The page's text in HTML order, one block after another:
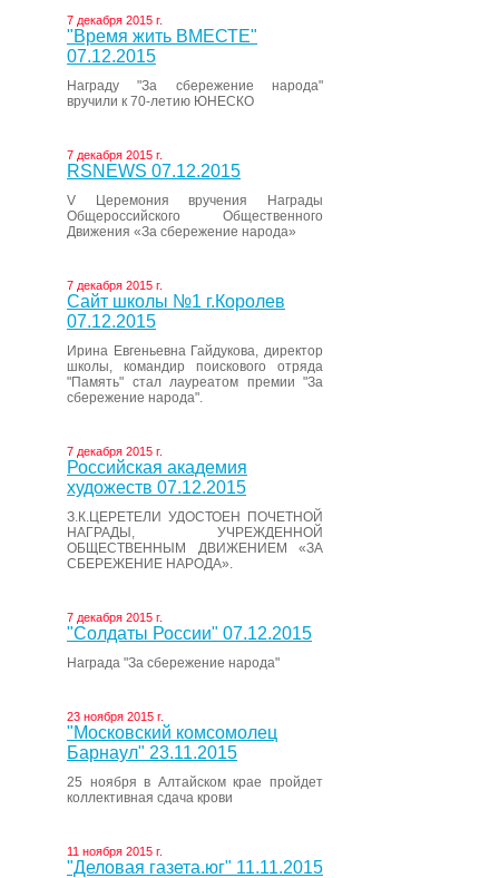
7 декабря 2015 г.
"Время жить ВМЕСТЕ"
07.12.2015
Награду "За сбережение народа"
вручили к 70-летию ЮНЕСКО
7 декабря 2015 г.
RSNEWS 07.12.2015
V Церемония вручения Награды
Общероссийского Общественного
Движения «За сбережение народа»
7 декабря 2015 г.
Сайт школы №1 г.Королев
07.12.2015
Ирина Евгеньевна Гайдукова, директор
школы, командир поискового отряда
"Память" стал лауреатом премии "За
сбережение народа".
7 декабря 2015 г.
Российская академия
художеств 07.12.2015
З.К.ЦЕРЕТЕЛИ УДОСТОЕН ПОЧЕТНОЙ
НАГРАДЫ, УЧРЕЖДЕННОЙ
ОБЩЕСТВЕННЫМ ДВИЖЕНИЕМ «ЗА
СБЕРЕЖЕНИЕ НАРОДА».
7 декабря 2015 г.
"Солдаты России" 07.12.2015
Награда "За сбережение народа"
23 ноября 2015 г.
"Московский комсомолец
Барнаул" 23.11.2015
25 ноября в Алтайском крае пройдет
коллективная сдача крови
11 ноября 2015 г.
"Деловая газета.юг" 11.11.2015